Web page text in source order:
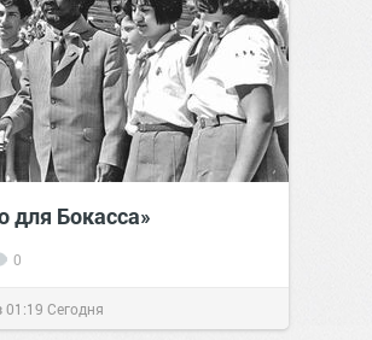
для Бокасса»
0
01:19 Сегодня